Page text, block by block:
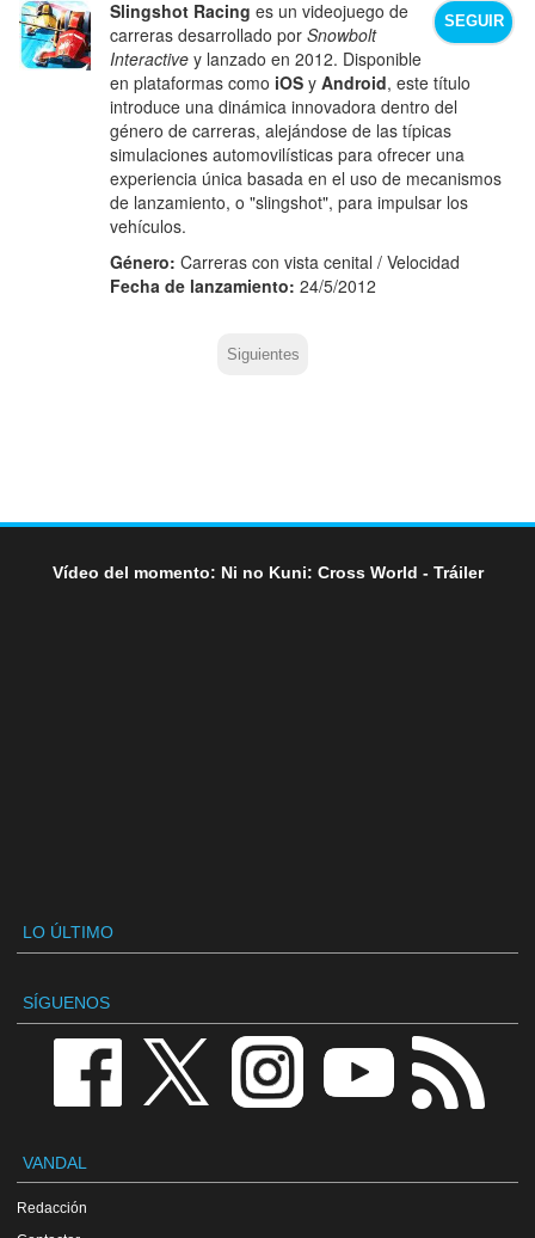
SEGUIR
Slingshot Racing es un videojuego de
carreras desarrollado porSnowbolt
Interactive y lanzado en 2012. Disponible
en plataformas como iOS yAndroid, este título
introduce una dinámica innovadora dentro del
género de carreras, alejándose de las típicas
simulaciones automovilísticas para ofrecer una
experiencia única basada en el uso de mecanismos
de lanzamiento, o "slingshot", para impulsar los
vehículos.
Género: Carreras con vista cenital / Velocidad
Fecha de lanzamiento: 24/5/2012
Siguientes
Vídeo del momento: Ni no Kuni: Cross World - Tráiler
LO ÚLTIMO
SÍGUENOS
VANDAL
Redacción